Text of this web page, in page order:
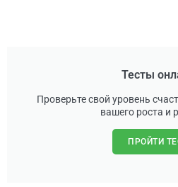
Тесты
Проверьте свой уровень
вашего роста и
ПРОЙТИ